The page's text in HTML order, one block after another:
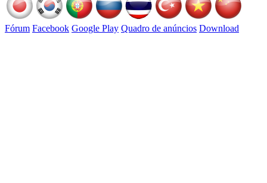
Fórum Facebook Google Play Quadro de anúncios Download